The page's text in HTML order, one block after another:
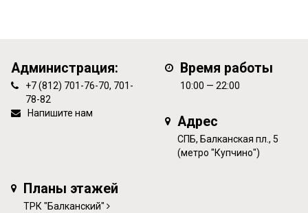
Администрация:
+7 (812) 701-76-70, 701-
78-82
Напишите нам
Время работы
10:00 — 22:00
Адрес
СПБ, Балканская пл., 5
(метро "Купчино")
Планы этажей
ТРК "Балканский"